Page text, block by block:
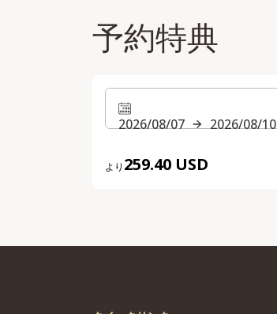
予約特典
2026/08/07 2026/08/10
より 259.40 USD